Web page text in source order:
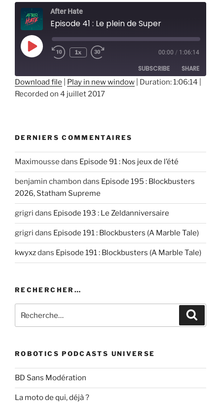
After Hate
Episode 41 : Le plein de Super
Play
Episode
1x 00:00 / 1:06:14
SUBSCRIBE SHARE
SHARE
EMBED
Download file Play in new window Duration: 1:06:14
Recorded on 4 juillet 2017
DERNIERS COMMENTAIRES
Maximousse dans Episode 91 : Nos jeux de l’été
benjamin chambon dans Episode 195 : Blockbusters
2026, Statham Supreme
grigri dans Episode 193 : Le Zeldanniversaire
grigri dans Episode 191 : Blockbusters (A Marble Tale)
kwyxzdans Episode 191 : Blockbusters (A Marble Tale)
RECHERCHER…
pour
ROBOTICS PODCASTS UNIVERSE
BD Sans Modération
La moto de qui, déjà ?